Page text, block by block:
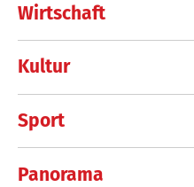
Wirtschaft
Kultur
Sport
Panorama